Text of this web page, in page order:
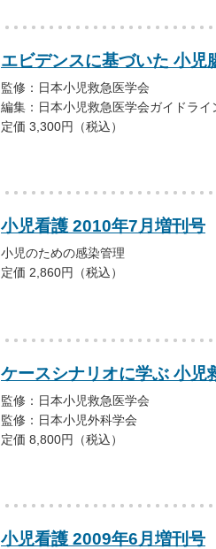
エビデンスに基づいた 小児
監修：日本小児救急医学会
編集：日本小児救急医学会ガイドライ
定価 3,300円（税込）
小児看護 2010年7月増刊号
小児のための感染管理
定価 2,860円（税込）
ケースシナリオに学ぶ 小
監修：日本小児救急医学会
監修：日本小児外科学会
定価 8,800円（税込）
小児看護 2009年6月増刊号